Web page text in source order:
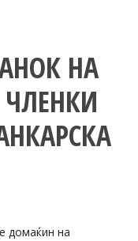
НА
домаќин на